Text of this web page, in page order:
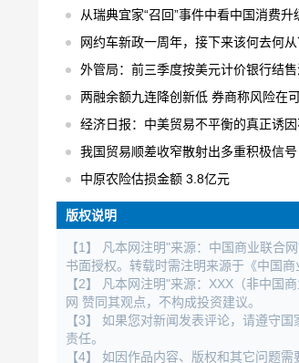
从瑞典宜家“召回”事件中看中国消费升
网约车新政一周年，接下来该何去何从
外管局：前三季度按美元计价银行结售汇同比增长18%
两融余额九连降创新低 券商称风险在
经济日报：中美贸易不平衡的真正诱因不
我国贸易顺差收窄散射出多重积极信号
中原农险估损金额 3.8亿元
版权说明
【1】 凡本网注明"来源：中国商业联合
书面授权。转载时需注明来源于《中国
【2】 凡本网注明"来源：XXX（非中国
网 赞同其观点，不构成投资建议。
【3】 如果您对新闻发表评论，请遵守
责任。
【4】 如因作品内容、版权和其它问题需